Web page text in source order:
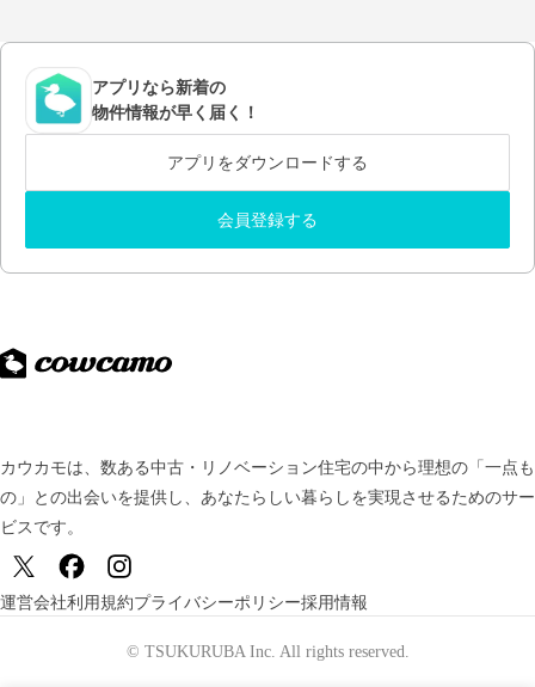
アプリなら新着の
物件情報が早く届く！
アプリをダウンロードする
会員登録する
カウカモは、数ある中古・リノベーション住宅の中から理想の「一点も
の」との出会いを提供し、 あなたらしい暮らしを実現させるためのサー
ビスです。
運営会社利用規約プライバシーポリシー採用情報
© TSUKURUBA Inc. All rights reserved.